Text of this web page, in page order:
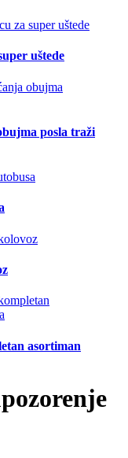
uštede
posla traži
asortiman